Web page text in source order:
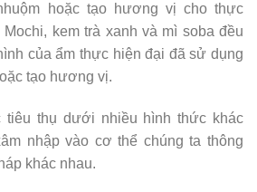
hoặc tạo hương vị cho thực
kem trà xanh và mì soba đều
của ẩm thực hiện đại đã sử dụng
tạo hương vị.
tiêu thụ dưới nhiều hình thức khác
nhập vào cơ thể chúng ta thông
khác nhau.